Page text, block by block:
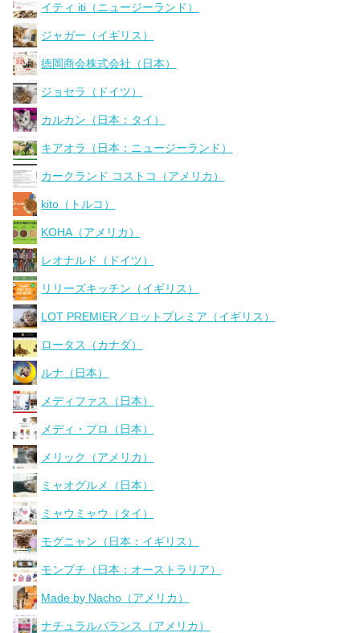
イティ iti（ニュージーランド）
ジャガー（イギリス）
徳岡商会株式会社（日本）
ジョセラ（ドイツ）
カルカン（日本：タイ）
キアオラ（日本：ニュージーランド）
カークランド コストコ（アメリカ）
kito（トルコ）
KOHA（アメリカ）
レオナルド（ドイツ）
リリーズキッチン（イギリス）
LOT PREMIER／ロットプレミア（イギリス）
ロータス（カナダ）
ルナ（日本）
メディファス（日本）
メディ・プロ（日本）
メリック（アメリカ）
ミャオグルメ（日本）
ミャウミャウ（タイ）
モグニャン（日本：イギリス）
モンプチ（日本：オーストラリア）
Made by Nacho（アメリカ）
ナチュラルバランス（アメリカ）